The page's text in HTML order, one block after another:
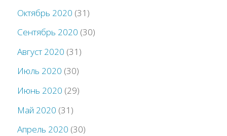
Октябрь 2020 (31)
Сентябрь 2020 (30)
Август 2020 (31)
Июль 2020 (30)
Июнь 2020 (29)
Май 2020 (31)
Апрель 2020 (30)